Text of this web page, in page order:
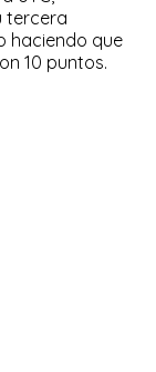
tercera
haciendo que
10 puntos.